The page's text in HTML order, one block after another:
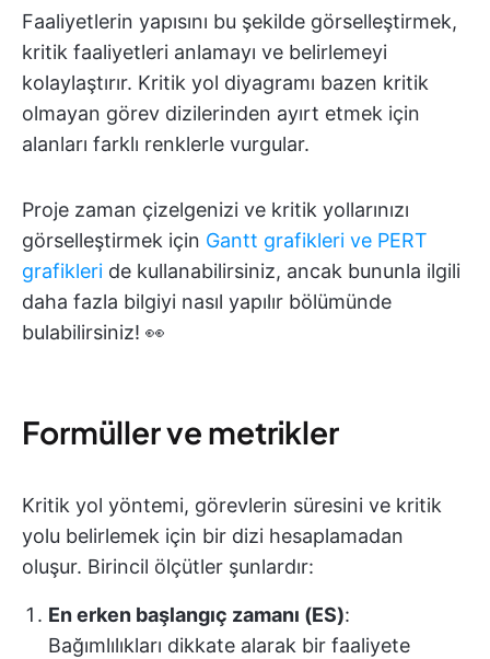
Faaliyetlerin yapısını bu şekilde görselleştirmek,
kritik faaliyetleri anlamayı ve belirlemeyi
kolaylaştırır. Kritik yol diyagramı bazen kritik
olmayan görev dizilerinden ayırt etmek için
alanları farklı renklerle vurgular.
Proje zaman çizelgenizi ve kritik yollarınızı
görselleştirmek için Gantt grafikleri ve PERT
grafikleri de kullanabilirsiniz, ancak bununla ilgili
daha fazla bilgiyi nasıl yapılır bölümünde
bulabilirsiniz! 👀
Formüller ve metrikler
Kritik yol yöntemi, görevlerin süresini ve kritik
yolu belirlemek için bir dizi hesaplamadan
oluşur. Birincil ölçütler şunlardır:
En erken başlangıç zamanı (ES):
Bağımlılıkları dikkate alarak bir faaliyete